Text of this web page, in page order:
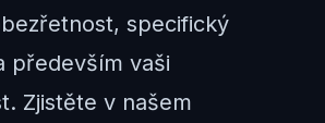
specifický
především vaši
Zjistěte v našem